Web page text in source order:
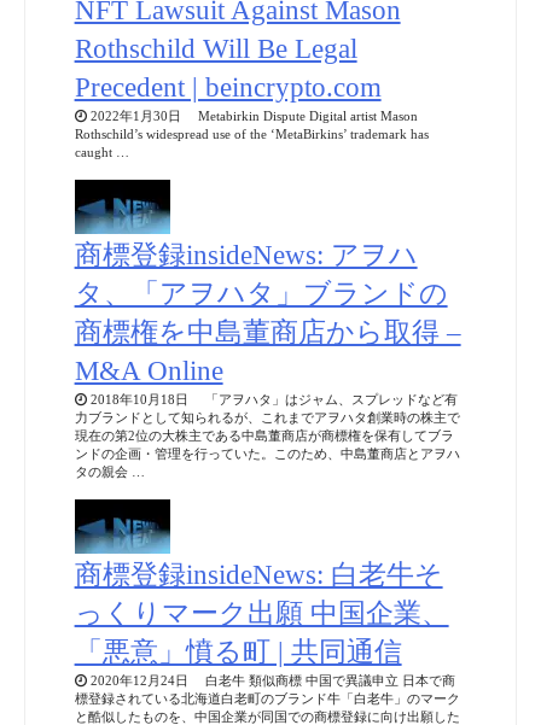
NFT Lawsuit Against Mason
Rothschild Will Be Legal
Precedent | beincrypto.com
2022年1月30日 Metabirkin Dispute Digital artist Mason
Rothschild’s widespread use of the ‘MetaBirkins’ trademark has
caught …
商標登録insideNews: アヲハ
タ、「アヲハタ」ブランドの
商標権を中島董商店から取得 –
M&A Online
2018年10月18日 「アヲハタ」はジャム、スプレッドなど有
力ブランドとして知られるが、これまでアヲハタ創業時の株主で
現在の第2位の大株主である中島董商店が商標権を保有してブラ
ンドの企画・管理を行っていた。このため、中島董商店とアヲハ
タの親会 …
商標登録insideNews: 白老牛そ
っくりマーク出願 中国企業、
「悪意」憤る町 | 共同通信
2020年12月24日 白老牛 類似商標 中国で異議申立 日本で商
標登録されている北海道白老町のブランド牛「白老牛」のマーク
と酷似したものを、中国企業が同国での商標登録に向け出願した